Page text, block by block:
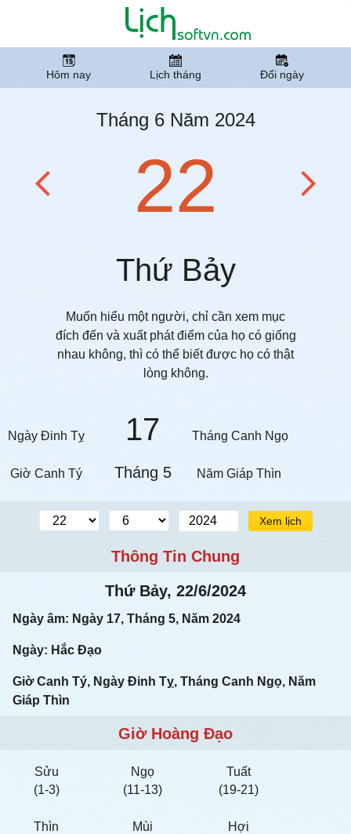
Hôm nay Lịch tháng Đổi ngày
Tháng 6 Năm 2024
22
Thứ Bảy
Muốn hiểu một người, chỉ cần xem mục
đích đến và xuất phát điểm của họ có giống
nhau không, thì có thể biết được họ có thật
lòng không.
Ngày Đinh Tỵ 17 Tháng Canh Ngọ
Giờ Canh Tý Tháng 5 Năm Giáp Thìn
Xem lịch
Thông Tin Chung
Thứ Bảy, 22/6/2024
Ngày âm: Ngày 17, Tháng 5, Năm 2024
Ngày: Hắc Đạo
Giờ Canh Tý, Ngày Đinh Tỵ, Tháng Canh Ngọ, Năm
Giáp Thìn
Giờ Hoàng Đạo
Sửu
(1-3)
Ngọ
(11-13)
Tuất
(19-21)
Thìn
Mùi
Hợi